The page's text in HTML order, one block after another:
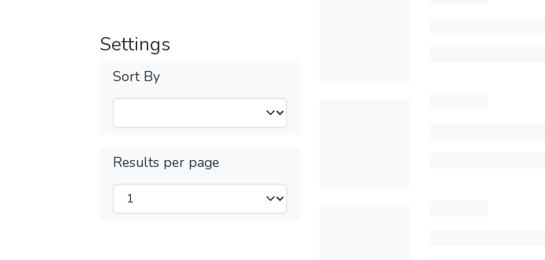
Settings
Sort By
Results per page